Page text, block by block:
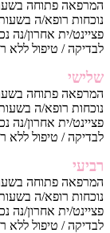
המרפאה פתוחה בשעות: 14:00 –
נוכחות רופא/ה בשעות: 15:30 –
פציינט/ית אחרון/נה
לבדיקה / טיפול ללא
שלישי
המרפאה פתוחה בשעות: 14:00 –
נוכחות רופא/ה בשעות: 15:30 –
פציינט/ית אחרון/נה
לבדיקה / טיפול ללא
רביעי
המרפאה פתוחה בשעות: 12:00 –
נוכחות רופא/ה בשעות: 12:00 –
פציינט/ית אחרון/נה
לבדיקה / טיפול ללא